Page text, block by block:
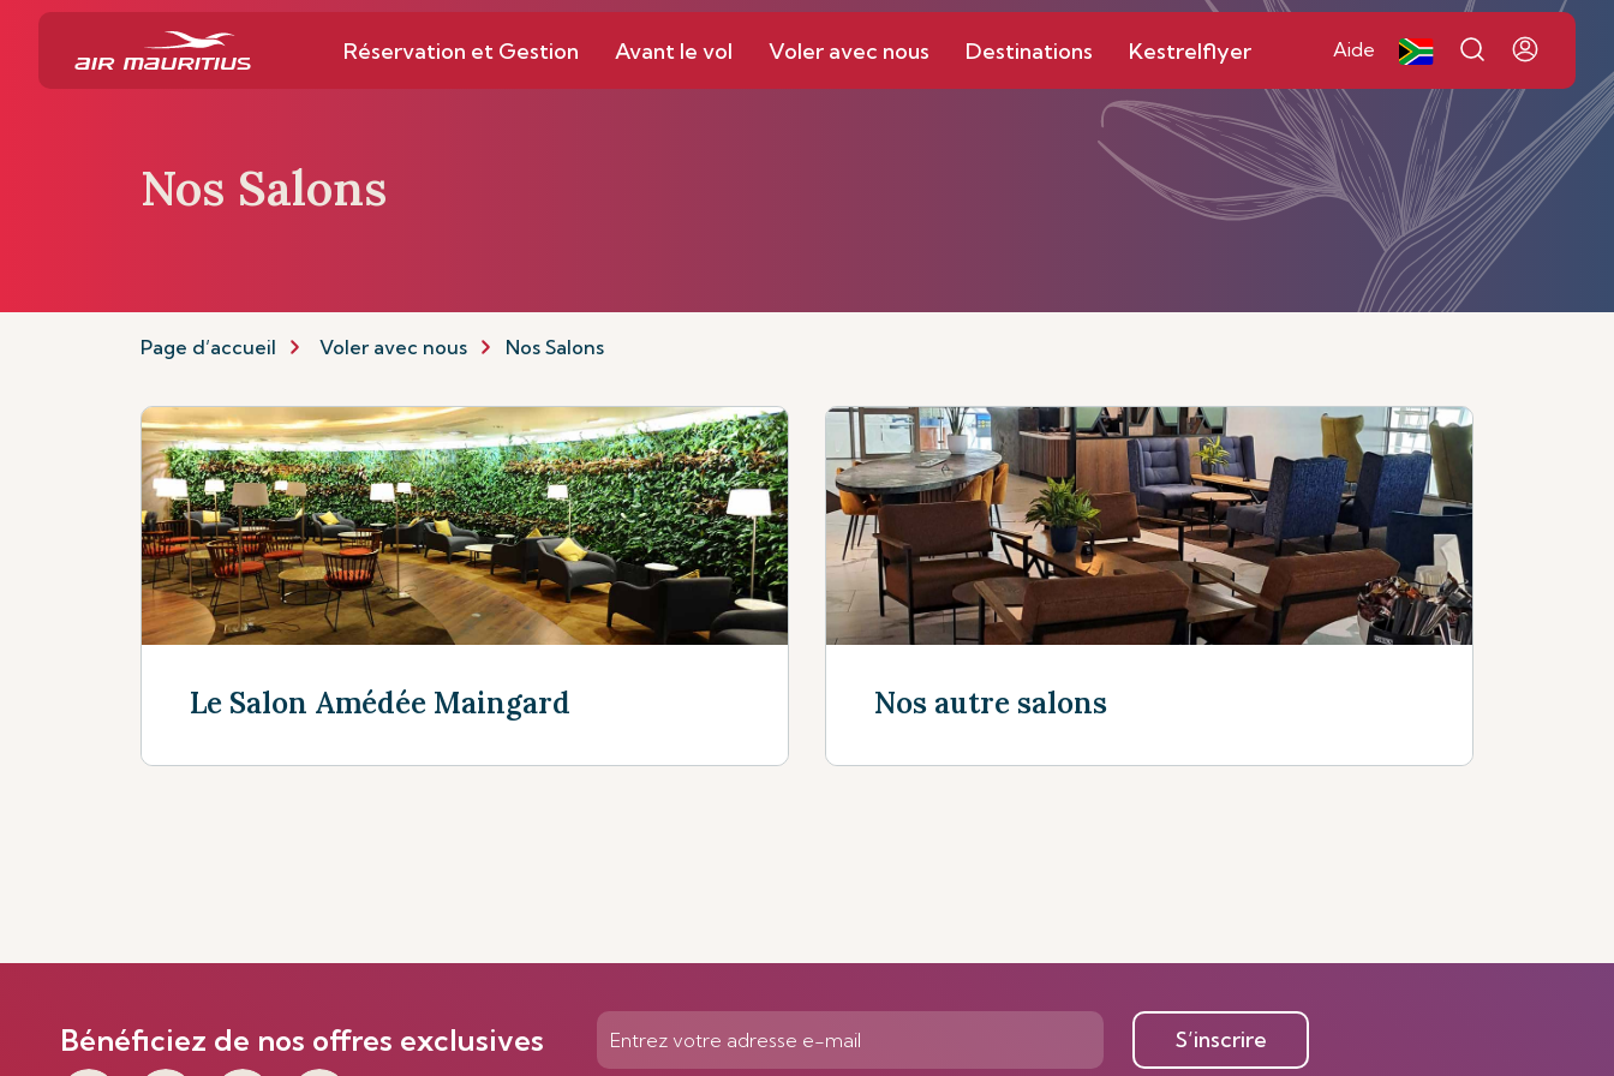
Réservation et Gestion Avant le vol Voler avec nous Destinations Kestrelflyer Aide
Nos Salons
Page d’accueil Voler avec nous Nos Salons
Le Salon Amédée Maingard Nos autre salons
Bénéficiez de nos offres exclusives S’inscrire